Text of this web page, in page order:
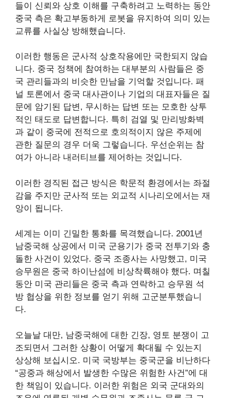
들이 신뢰와 상호 이해를 구축하려고 노력하는 동안
중국 측은 확고부동하게 로봇을 유지하여 의미 있는
교류를 사실상 방해했습니다.
이러한 행동은 군사적 상호작용에만 국한되지 않습
니다. 중국 정책에 참여하는 대부분의 사람들은 중
국 관리들과의 비슷한 만남을 기억할 것입니다. 패
널 토론에서 중국 대사관이나 기업의 대표자들은 질
문에 암기된 답변, 무시하는 답변 또는 모호한 상투
적인 태도로 답변합니다. 특히 검열 및 만리방화벽
과 같이 중국에 전적으로 호의적이지 않은 주제에
관한 질문의 경우 더욱 그렇습니다. 우선순위는 참
여가 아니라 내러티브를 제어하는 ​​것입니다.
이러한 경직된 접근 방식은 학문적 환경에서는 좌절
감을 주지만 군사적 또는 외교적 시나리오에서는 재
앙이 됩니다.
세계는 이미 긴밀한 통화를 목격했습니다. 2001년
남중국해 상공에서 미국 군용기가 중국 전투기와 충
돌한 사건이 있었다. 중국 조종사는 사망했고, 미국
승무원은 중국 하이난섬에 비상착륙해야 했다. 며칠
동안 미국 관리들은 중국 측과 연락하고 승무원 석
방 협상을 위한 정보를 얻기 위해 고군분투했습니
다.
오늘날 대만, 남중국해에 대한 긴장, 영토 분쟁이 고
조되면서 그러한 상황이 어떻게 확대될 수 있는지
상상해 보십시오. 미국 국방부는 중국군을 비난하다
“공중과 해상에서 발생한 수많은 위험한 사건”에 대
한 책임이 있습니다. 이러한 위험은 외국 군대와의